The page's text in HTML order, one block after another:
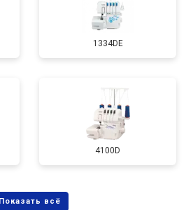
1334DE
4100D